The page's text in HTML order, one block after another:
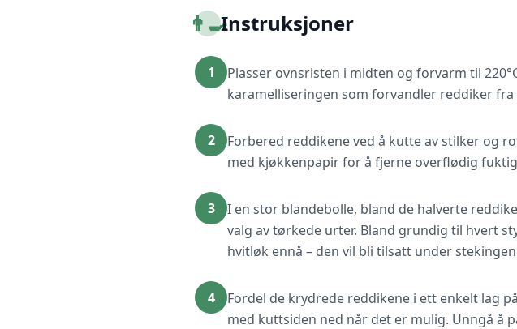
👨‍🍳Instruksjoner
1
Plasser ovnsristen i midten og forvarm til
karamelliseringen som forvandler reddiker fra
2
Forbered reddikene ved å kutte av stilker og
med kjøkkenpapir for å fjerne overflødig
3
I en stor blandebolle, bland de halverte
valg av tørkede urter. Bland grundig til hvert
hvitløk ennå – den vil bli tilsatt under
4
Fordel de krydrede reddikene i ett enkelt lag
med kuttsiden ned når det er mulig. Unngå å